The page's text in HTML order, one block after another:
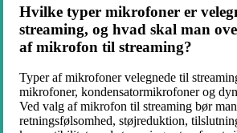
Hvilke typer mikrofoner er
streaming, og hvad skal man
af mikrofon til streaming?
Typer af mikrofoner velegnede til
mikrofoner, kondensatormikrofoner og
Ved valg af mikrofon til streaming bør
retningsfølsomhed, støjreduktion,